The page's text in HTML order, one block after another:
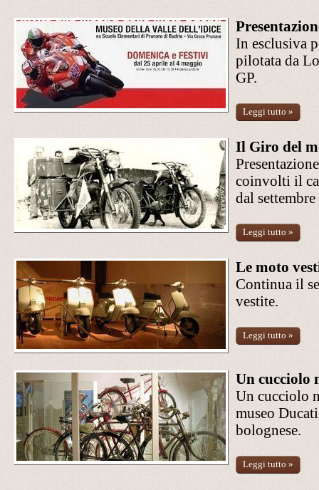
In esclusiva
pilotata da
GP.
Leggi tutto »
Il Giro del
coinvolti il
dal
Leggi tutto »
Le moto
Continua il
vestite.
Leggi tutto »
Un cucciolo
Un cucciolo
museo
bolognese.
Leggi tutto »